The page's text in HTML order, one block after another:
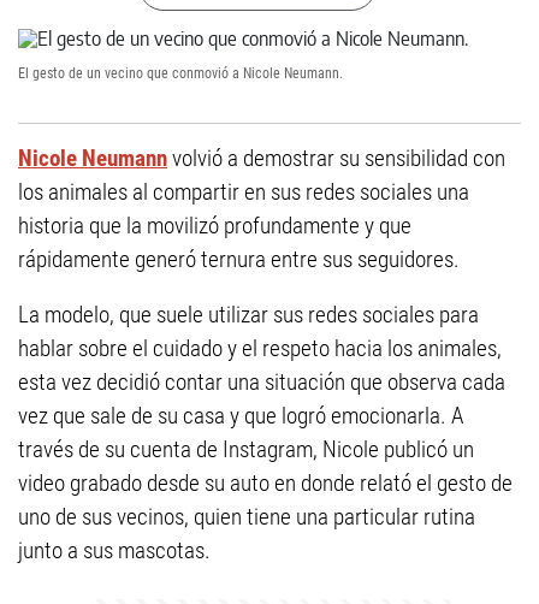
El gesto de un vecino que conmovió a Nicole Neumann.
Nicole Neumannvolvió a demostrar su sensibilidad con
los animales al compartir en sus redes sociales una
historia que la movilizó profundamente y que
rápidamente generó ternura entre sus seguidores.
La modelo, que suele utilizar sus redes sociales para
hablar sobre el cuidado y el respeto hacia los animales,
esta vez decidió contar una situación que observa cada
vez que sale de su casa y que logró emocionarla. A
través de su cuenta de Instagram, Nicole publicó un
video grabado desde su auto en donde relató el gesto de
uno de sus vecinos, quien tiene una particular rutina
junto a sus mascotas.